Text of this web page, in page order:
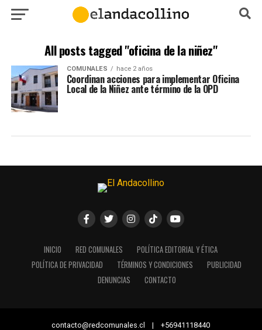
All posts tagged "oficina de la niñez"
COMUNALES hace 2 años
Coordinan acciones para implementar Oficina
Local de la Niñez ante término de la OPD
INICIO RED COMUNALES
POLÍTICA EDITORIAL Y ÉTICA
POLÍTICA DE PRIVACIDAD
TÉRMINOS Y CONDICIONES
PUBLICIDAD
DENUNCIAS
CONTACTO
contacto@redcomunales.cl | +56941118440